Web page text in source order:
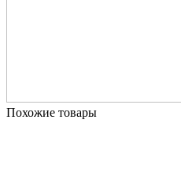
Похожие товары